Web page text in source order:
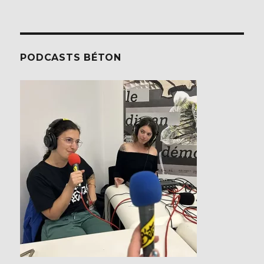
PODCASTS BÉTON